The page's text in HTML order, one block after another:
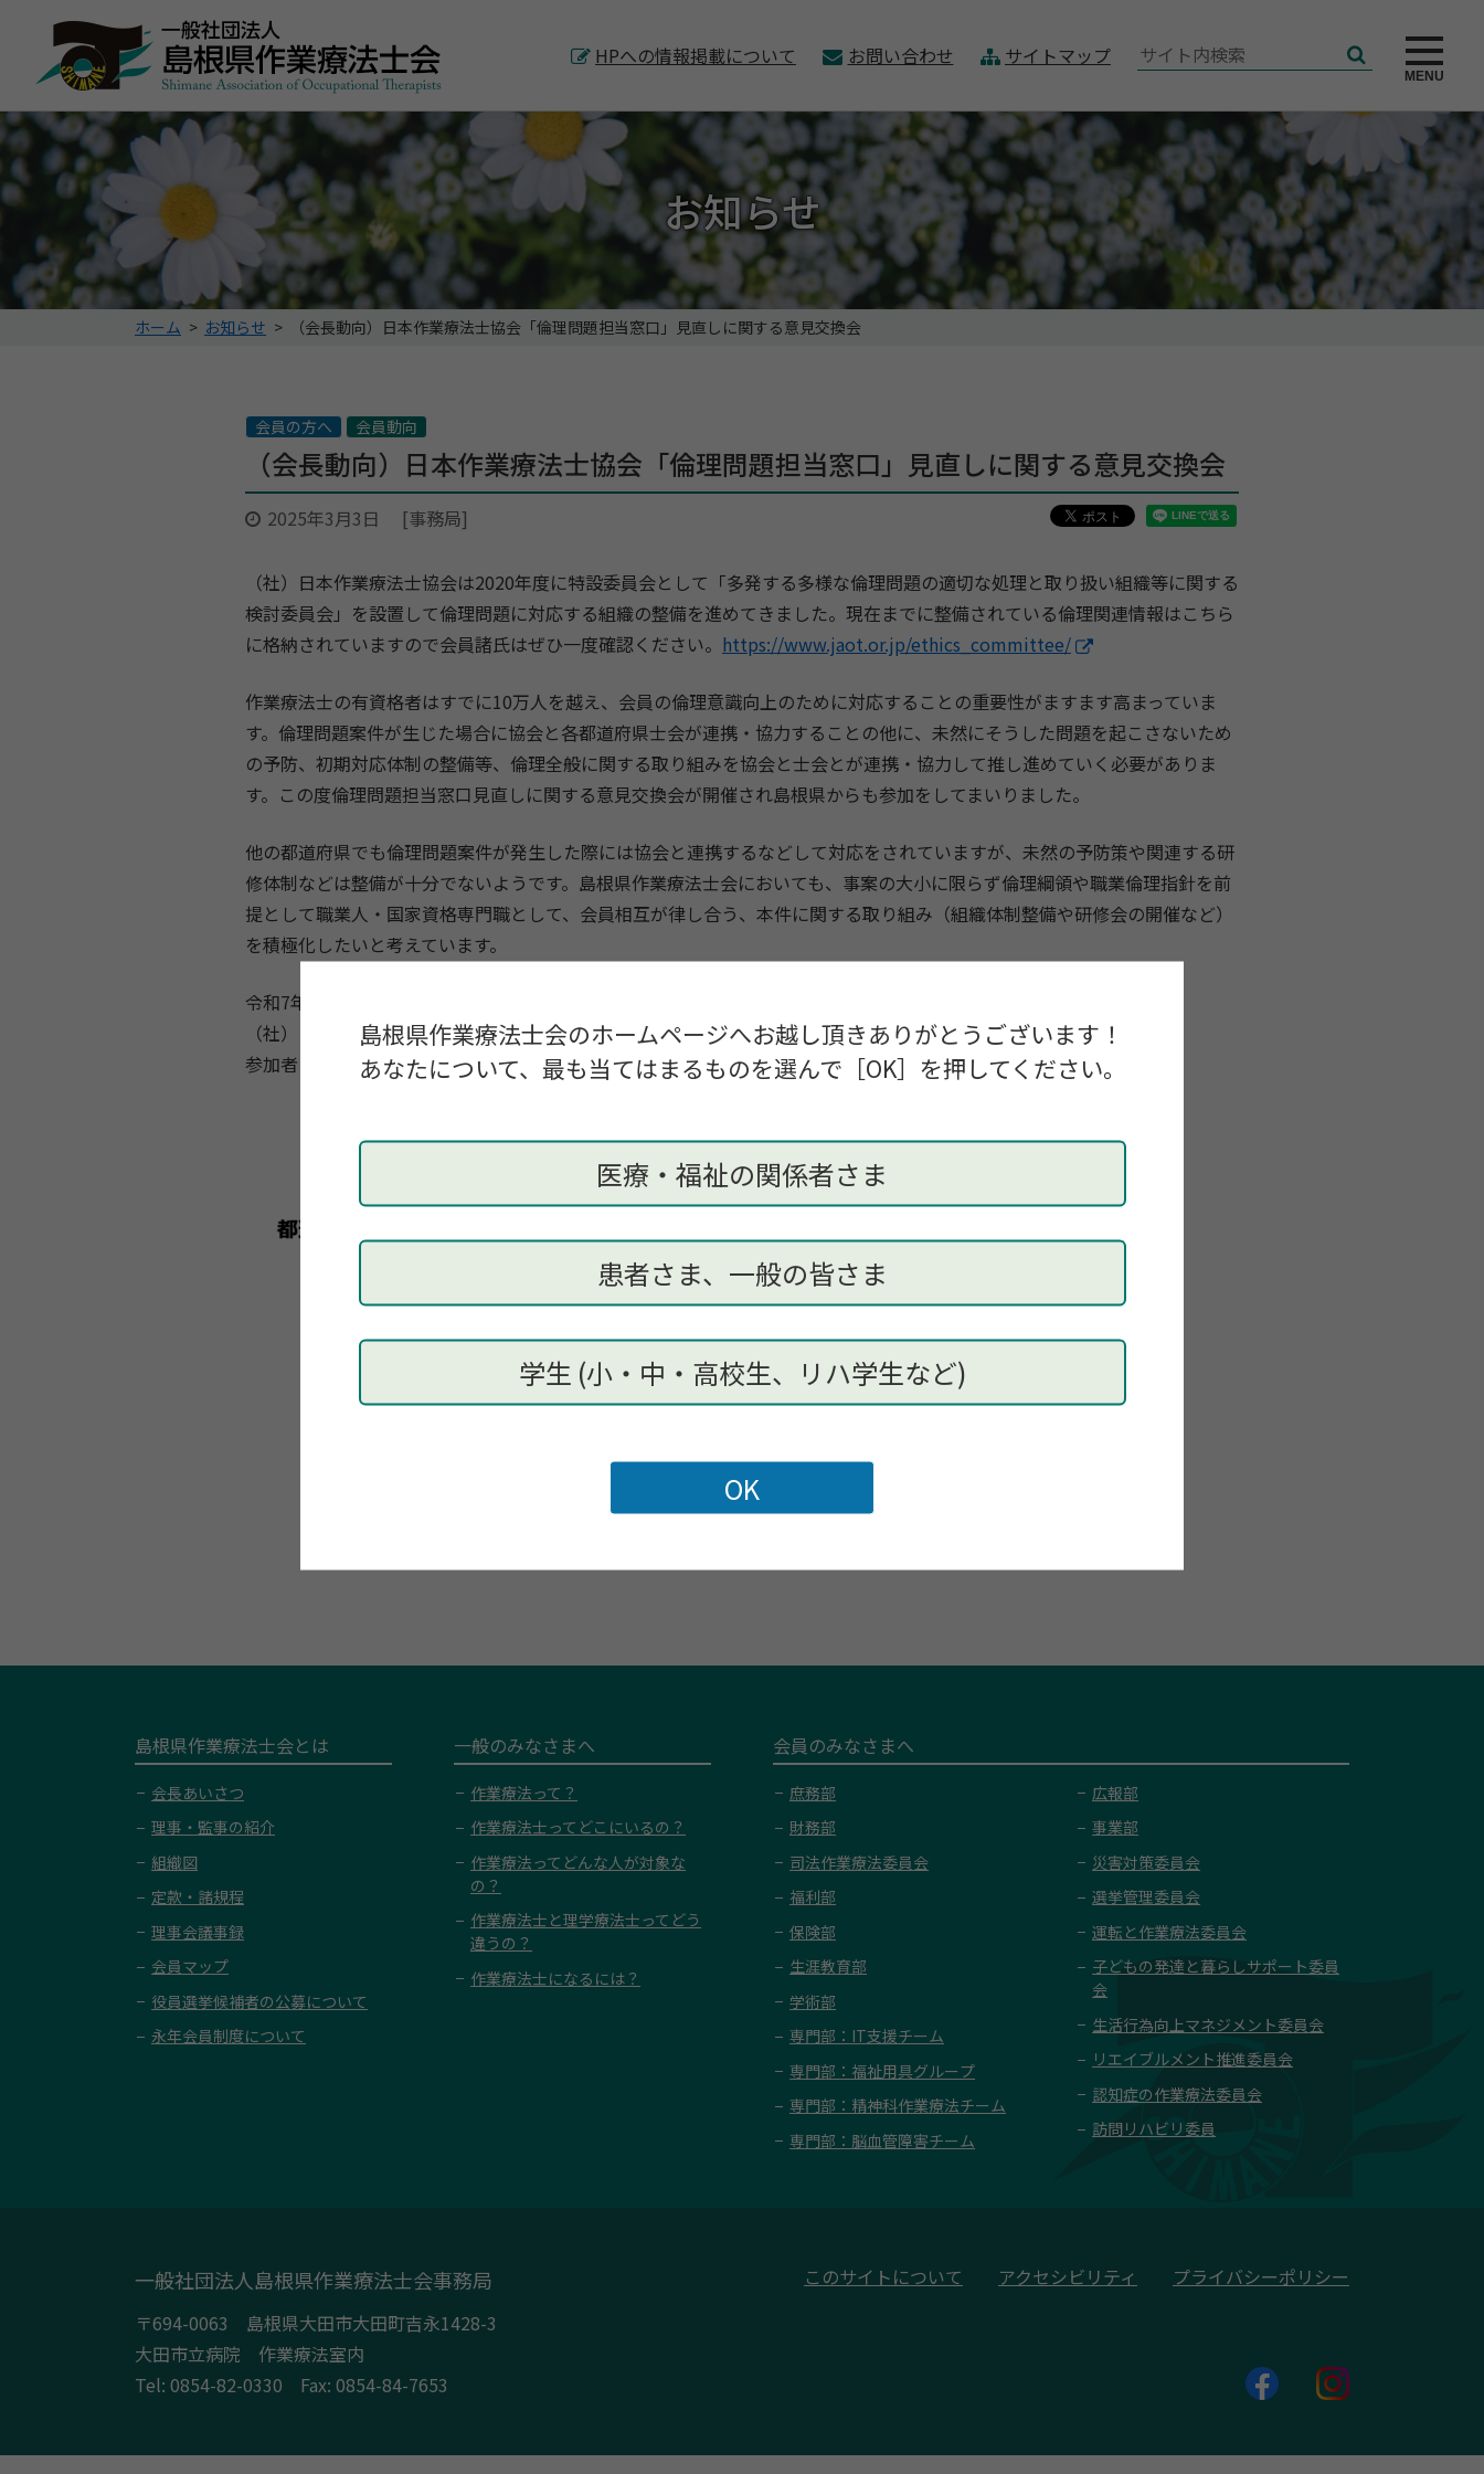
島根県作業療法士会のホームページへお越し頂きありがとうございます！
あなたについて、最も当てはまるものを選んで［OK］を押してください。
医療・福祉の関係者さま
患者さま、一般の皆さま
学生 (小・中・高校生、リハ学生など)
HPへの情報掲載について
お問い合わせ サイトマップ
サ
イ
ト
検
索:
MENU
お知らせ
こ
ホーム > お知らせ > （会長動向）日本作業療法士協会「倫理問題担当窓口」見直しに関する意見交換会
会員の方へ 会員動向
（会長動向）日本作業療法士協会「倫理問題担当窓口」見直しに関する意見交換会
2025年3月3日 [事務局]
（社）日本作業療法士協会は2020年度に特設委員会として「多発する多様な倫理問題の適切な処理と取り扱い組織等に関する
検討委員会」を設置して倫理問題に対応する組織の整備を進めてきました。現在までに整備されている倫理関連情報はこちら
に格納されていますので会員諸氏はぜひ一度確認ください。 https://www.jaot.or.jp/ethics_committee/
作業療法士の有資格者はすでに10万人を越え、会員の倫理意識向上のために対応することの重要性がますます高まっていま
す。倫理問題案件が生じた場合に協会と各都道府県士会が連携・協力することの他に、未然にそうした問題を起こさないため
の予防、初期対応体制の整備等、倫理全般に関する取り組みを協会と士会とが連携・協力して推し進めていく必要がありま
す。この度倫理問題担当窓口見直しに関する意見交換会が開催され島根県からも参加をしてまいりました。
他の都道府県でも倫理問題案件が発生した際には協会と連携するなどして対応をされていますが、未然の予防策や関連する研
修体制などは整備が十分でないようです。島根県作業療法士会においても、事案の大小に限らず倫理綱領や職業倫理指針を前
提として職業人・国家資格専門職として、会員相互が律し合う、本件に関する取り組み（組織体制整備や研修会の開催など）
を積極化したいと考えています。
令和7年3月1日（土）13：30〜15：40 ＠オンラインミーティング
（社）日本作業療法士協会「倫理問題担当窓口」見直しに関する意見交換会
参加者 小林央（士会倫理委員長）
前の記事 一覧に戻る 次の記事
島根県作業療法士会とは
会長あいさつ
理事・監事の紹介
組織図
定款・諸規程
理事会議事録
会員マップ
役員選挙候補者の公募について
永年会員制度について
一般のみなさまへ
作業療法って？
作業療法士ってどこにいるの？
作業療法ってどんな人が対象な
の？
作業療法士と理学療法士ってどう
違うの？
作業療法士になるには？
会員のみなさまへ
庶務部
財務部
司法作業療法委員会
福利部
保険部
生涯教育部
学術部
専門部：IT支援チーム
専門部：福祉用具グループ
専門部：精神科作業療法チーム
専門部：脳血管障害チーム
広報部
事業部
災害対策委員会
選挙管理委員会
運転と作業療法委員会
子どもの発達と暮らしサポート委員
会
生活行為向上マネジメント委員会
リエイブルメント推進委員会
認知症の作業療法委員会
訪問リハビリ委員
一般社団法人島根県作業療法士会事務局
〒694-0063 島根県大田市大田町吉永1428-3
大田市立病院 作業療法室内
Tel: 0854-82-0330 Fax: 0854-84-7653
このサイトについて アクセシビリティ プライバシーポリシー